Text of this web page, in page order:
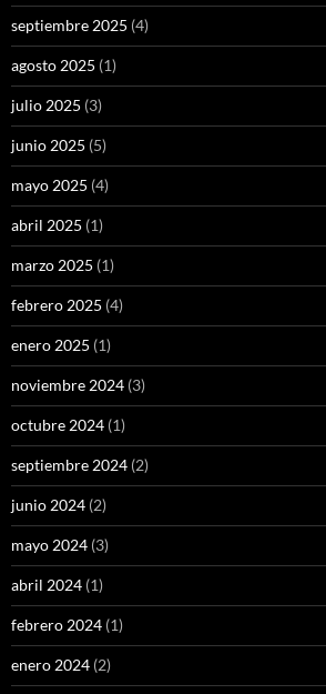
septiembre 2025 (4)
agosto 2025 (1)
julio 2025 (3)
junio 2025 (5)
mayo 2025 (4)
abril 2025 (1)
marzo 2025 (1)
febrero 2025 (4)
enero 2025 (1)
noviembre 2024 (3)
octubre 2024 (1)
septiembre 2024 (2)
junio 2024 (2)
mayo 2024 (3)
abril 2024 (1)
febrero 2024 (1)
enero 2024 (2)